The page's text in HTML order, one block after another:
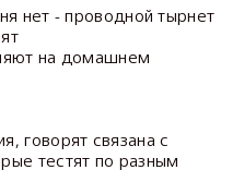
нет - проводной тырнет
на домашнем
говорят связана с
тестят по разным